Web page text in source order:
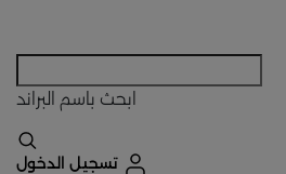
ابحث باسم البراند
تسجيل الدخول